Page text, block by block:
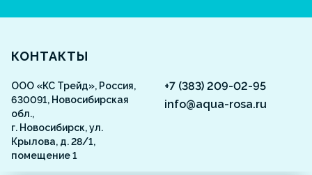
Aquarosa
КОНТАКТЫ
ООО «КС Трейд», Россия,
630091, Новосибирская
обл.,
г. Новосибирск, ул.
Крылова, д. 28/1,
помещение 1
+7 (383) 209-02-95
info@aqua-rosa.ru